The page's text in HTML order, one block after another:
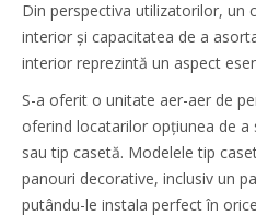
Din perspectiva utilizatorilor, un
interior și capacitatea de a
interior reprezintă un aspect
S-a oferit o unitate aer-aer de
oferind locatarilor opțiunea de
sau tip casetă. Modelele tip
panouri decorative, inclusiv un
putându-le instala perfect în